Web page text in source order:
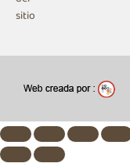
sitio